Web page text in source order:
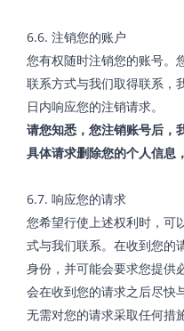
6.6. 注销您的账户
您有权随时注销您的账号。
联系方式与我们取得联系，
日内响应您的注销请求。
请您知悉，您注销账号后，
具体请求删除您的个人信息
6.7. 响应您的请求
您希望行使上述权利时，可
式与我们联系。在收到您的
身份，并可能会要求您提供
会在收到您的请求之后尽快
无需对您的请求采取任何措